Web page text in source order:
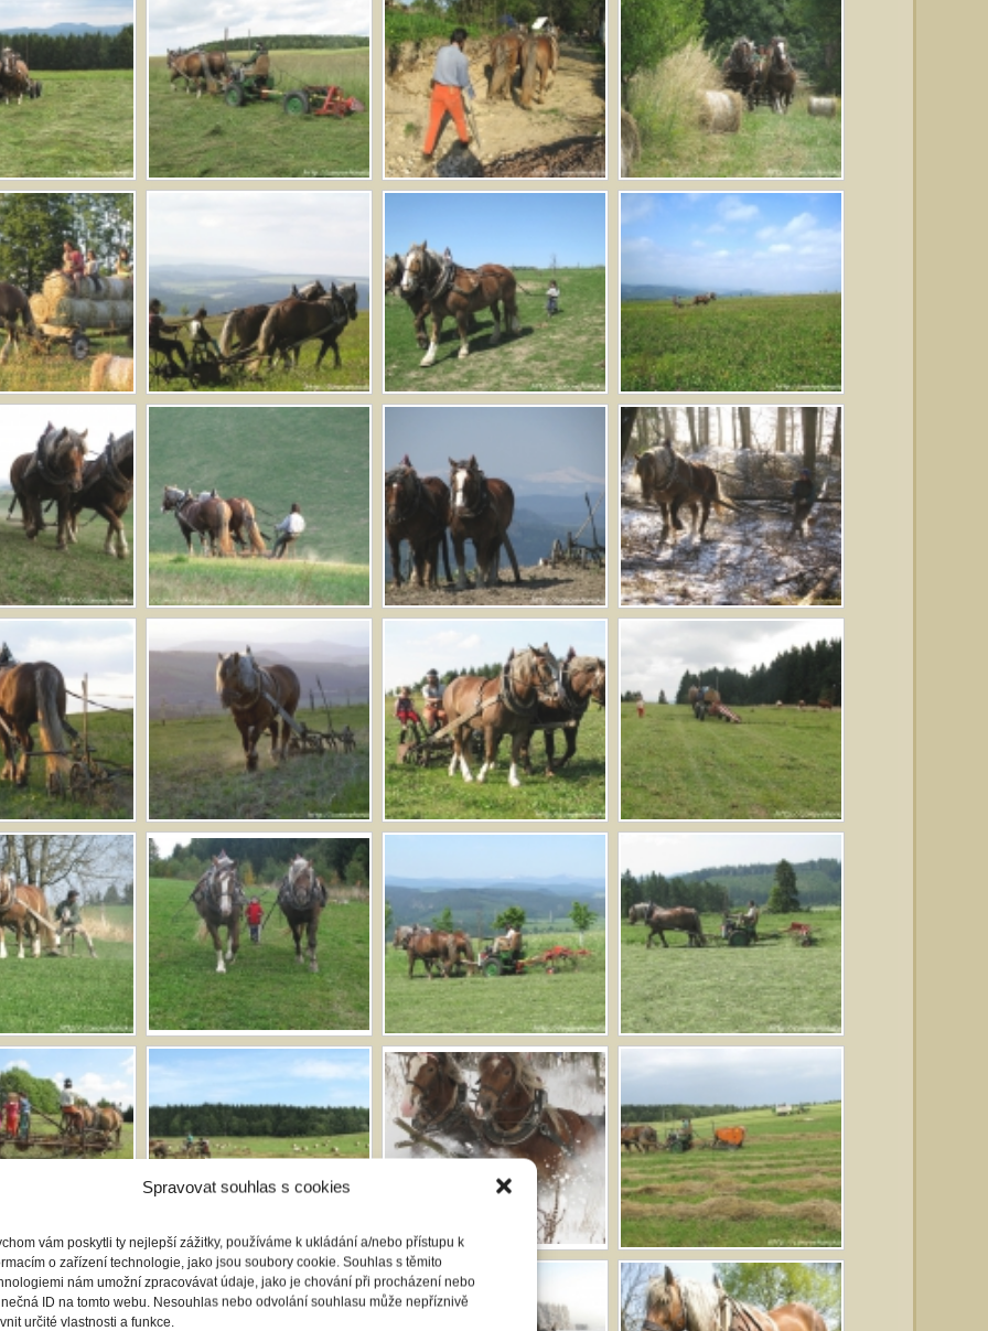
Spravovat souhlas s cookies
vám poskytli ty nejlepší zážitky, používáme k ukládání a/nebo přístupu k
o zařízení technologie, jako jsou soubory cookie. Souhlas s těmito
nám umožní zpracovávat údaje, jako je chování při procházení nebo
ID na tomto webu. Nesouhlas nebo odvolání souhlasu může nepříznivě
určité vlastnosti a funkce.